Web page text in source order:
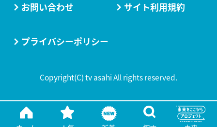
お問い合わせ サイト利用規約
プライバシーポリシー
Copyright(C) tv asahi All rights reserved.